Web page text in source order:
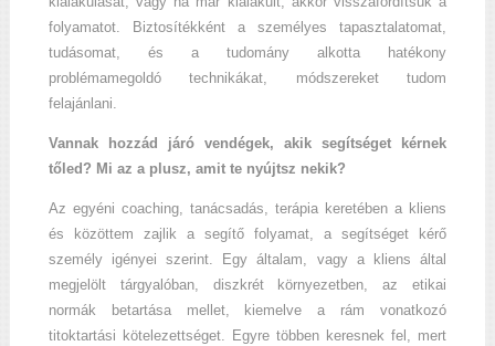
folyamatot. Biztosítékként a személyes tapasztalatomat,
tudásomat, és a tudomány alkotta hatékony
problémamegoldó technikákat, módszereket tudom
felajánlani.
Vannak hozzád járó vendégek, akik segítséget kérnek
tőled? Mi az a plusz, amit te nyújtsz nekik?
Az egyéni coaching, tanácsadás, terápia keretében a kliens
és közöttem zajlik a segítő folyamat, a segítséget kérő
személy igényei szerint. Egy általam, vagy a kliens által
megjelölt tárgyalóban, diszkrét környezetben, az etikai
normák betartása mellet, kiemelve a rám vonatkozó
titoktartási kötelezettséget. Egyre többen keresnek fel, mert